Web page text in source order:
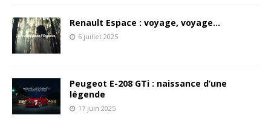
Renault Espace : voyage, voyage…
6 juillet 2025
Peugeot E-208 GTi : naissance d’une
légende
17 juin 2025